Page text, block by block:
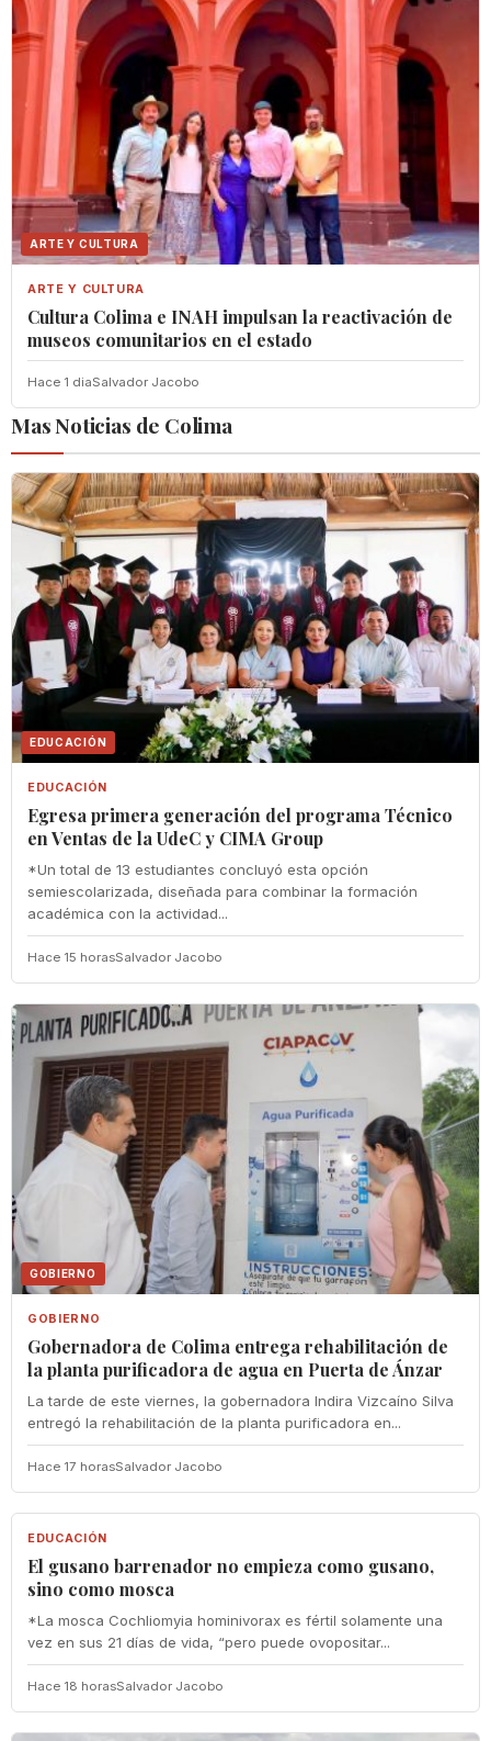
ARTE Y CULTURA
ARTE Y CULTURA
Cultura Colima e INAH impulsan la reactivación de
museos comunitarios en el estado
Hace 1 diaSalvador Jacobo
Mas Noticias de Colima
EDUCACIÓN
EDUCACIÓN
Egresa primera generación del programa Técnico
en Ventas de la UdeC y CIMA Group
*Un total de 13 estudiantes concluyó esta opción
semiescolarizada, diseñada para combinar la formación
académica con la actividad...
Hace 15 horasSalvador Jacobo
GOBIERNO
GOBIERNO
Gobernadora de Colima entrega rehabilitación de
la planta purificadora de agua en Puerta de Ánzar
La tarde de este viernes, la gobernadora Indira Vizcaíno Silva
entregó la rehabilitación de la planta purificadora en...
Hace 17 horasSalvador Jacobo
EDUCACIÓN
EDUCACIÓN
El gusano barrenador no empieza como gusano,
sino como mosca
*La mosca Cochliomyia hominivorax es fértil solamente una
vez en sus 21 días de vida, “pero puede ovopositar...
Hace 18 horasSalvador Jacobo